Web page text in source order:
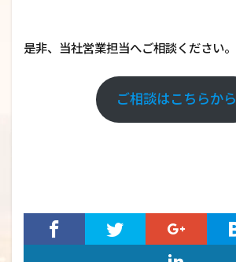
是非、当社営業担当へご相談ください。
ご相談はこちらから